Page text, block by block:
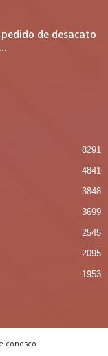
de desacato
8291
4841
3848
3699
2545
2095
1953
conosco